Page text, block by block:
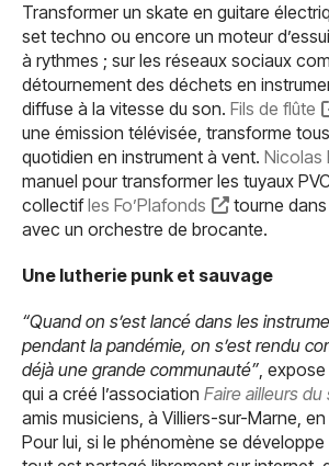
Transformer un skate en guitare
set techno ou encore un moteur
à rythmes ; sur les réseaux sociaux
détournement des déchets en
diffuse à la vitesse du son. Fils de flûte
une émission télévisée, transforme
quotidien en instrument à vent. Nicolas
manuel pour transformer les tuyaux
collectifles Fo’Plafonds
tourne
avec un orchestre de brocante.
Une lutherie punk et sauvage
“Quand on s’est lancé dans les
pendant la pandémie, on s’est rendu
déjà une grande communauté”,
qui a créé l’association Faire ailleurs du
amis musiciens, à Villiers-sur-Marne,
Pour lui, si le phénomène se développe